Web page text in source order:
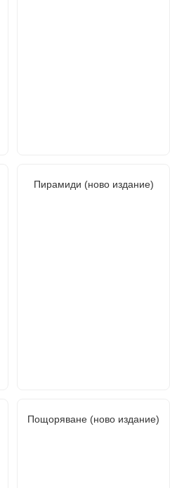
Пирамиди (ново издание)
Пощоряване (ново издание)